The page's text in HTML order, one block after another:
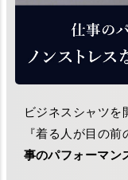
ビジネスシャツを
『着る人が目の
事のパフォーマン